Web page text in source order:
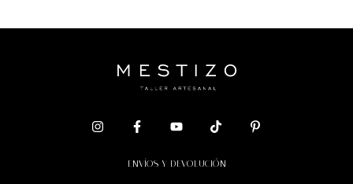
ENVÍOS Y DEVOLUCIÓN